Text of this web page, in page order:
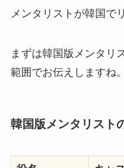
メンタリストが韓国で
まずは韓国版メンタリ
範囲でお伝えしますね。
韓国版メンタリスト